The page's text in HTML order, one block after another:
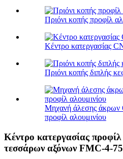
Πριόνι κοπής προφίλ
Κέντρο κατεργασίας
Πριόνι κοπής διπλής
Μηχανή άλεσης άκρων
προφίλ αλουμινίου
Κέντρο κατεργασίας
τεσσάρων αξόνων FMC-4-